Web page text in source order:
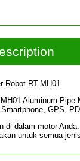
Robot RT-MH01
MH01 Aluminum
GPS,
di dalam motor
untuk semua